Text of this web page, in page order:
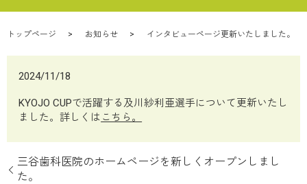
トップページ お知らせ インタビューページ更新いたしました。
2024/11/18
KYOJO CUPで活躍する及川紗利亜選手について更新いたし
ました。詳しくは こちら。
三谷歯科医院のホームページを新しくオープンしまし
た。